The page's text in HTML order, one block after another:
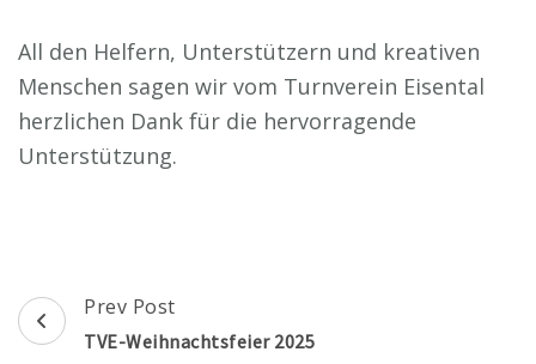
All den Helfern, Unterstützern und kreativen
Menschen sagen wir vom Turnverein Eisental
herzlichen Dank für die hervorragende
Unterstützung.
Post
Navigation
Prev Post
TVE-Weihnachtsfeier 2025